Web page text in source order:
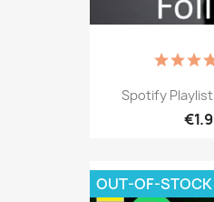
Spotify
OUT-OF-STOCK